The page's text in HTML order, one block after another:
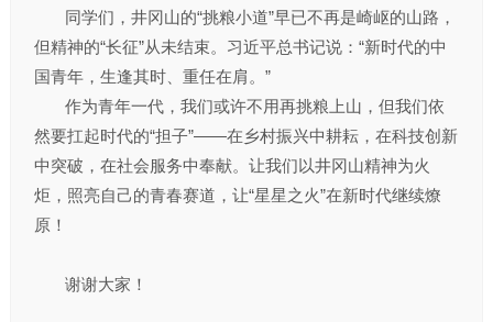
​​​​​​​ 同学们，井冈山的“挑粮小道”早已不再是崎岖的山路，
但精神的“长征”从未结束。习近平总书记说：“新时代的中
国青年，生逢其时、重任在肩。”
​​​​​​​ 作为青年一代，我们或许不用再挑粮上山，但我们依
然要扛起时代的“担子”——在乡村振兴中耕耘，在科技创新
中突破，在社会服务中奉献。让我们以井冈山精神为火
炬，照亮自己的青春赛道，让“星星之火”在新时代继续燎
原！
​​​​​​​ 谢谢大家！